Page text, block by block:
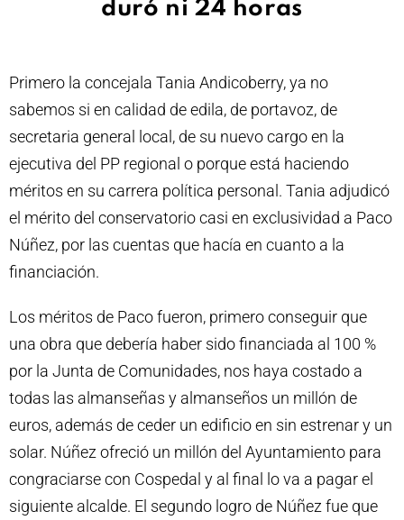
duró ni 24 horas
Primero la concejala Tania Andicoberry, ya no
sabemos si en calidad de edila, de portavoz, de
secretaria general local, de su nuevo cargo en la
ejecutiva del PP regional o porque está haciendo
méritos en su carrera política personal. Tania adjudicó
el mérito del conservatorio casi en exclusividad a Paco
Núñez, por las cuentas que hacía en cuanto a la
financiación.
Los méritos de Paco fueron, primero conseguir que
una obra que debería haber sido financiada al 100 %
por la Junta de Comunidades, nos haya costado a
todas las almanseñas y almanseños un millón de
euros, además de ceder un edificio en sin estrenar y un
solar. Núñez ofreció un millón del Ayuntamiento para
congraciarse con Cospedal y al final lo va a pagar el
siguiente alcalde. El segundo logro de Núñez fue que